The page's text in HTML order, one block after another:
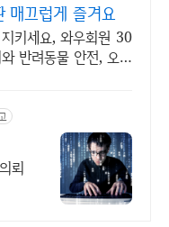
매끄럽게 즐겨요
키세요, 와우회원 30
반려동물 안전, 오늘
뢰